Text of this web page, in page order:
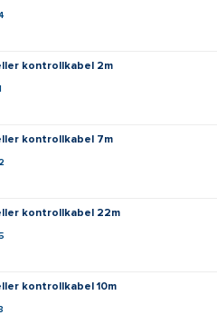
kontrollkabel 2m
kontrollkabel 7m
kontrollkabel 22m
kontrollkabel 10m